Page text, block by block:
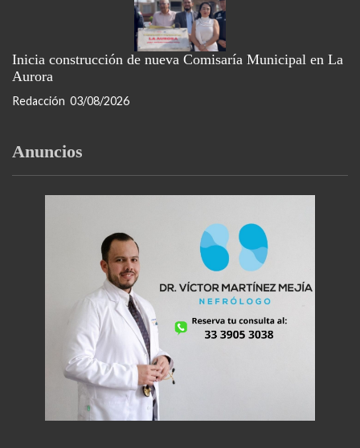
Inicia construcción de nueva Comisaría Municipal en La
Aurora
Redacción 03/08/2026
Anuncios